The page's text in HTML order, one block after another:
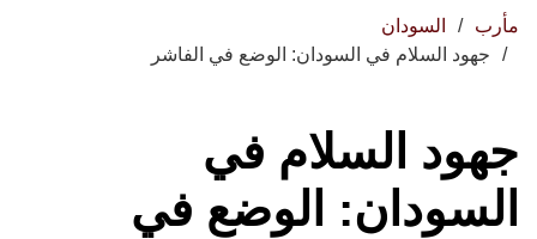
مأرب
السودان
جهود السلام في السودان: الوضع في الفاشر
جهود السلام في
السودان: الوضع في